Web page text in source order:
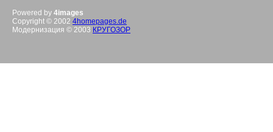
Powered by 4images
Copyright © 2002 4homepages.de
Модернизация © 2003 КРУГОЗОР